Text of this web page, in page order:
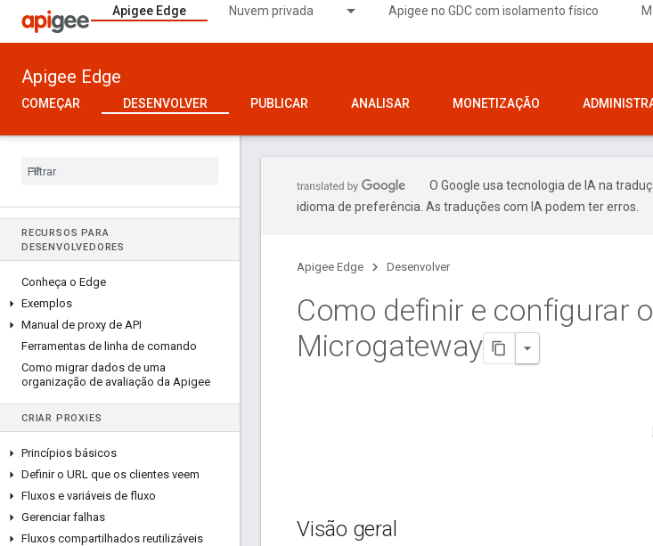
Apigee Edge Nuvem privada Apigee no GDC com isolamento físico
Apigee Edge
COMEÇAR DESENVOLVER PUBLICAR ANALISAR MONETIZAÇÃO
RECURSOS PARA
DESENVOLVEDORES
Conheça o Edge
Exemplos
Manual de proxy de API
Ferramentas de linha de comando
Como migrar dados de uma
organização de avaliação da Apigee
CRIAR PROXIES
Princípios básicos
Definir o URL que os clientes veem
Fluxos e variáveis de fluxo
Gerenciar falhas
Fluxos compartilhados reutilizáveis
O Google usa tecnologia de IA na
idioma de preferência. As traduções com IA podem ter erros.
Apigee Edge Desenvolver
Como definir e configurar
Microgateway
Visão geral